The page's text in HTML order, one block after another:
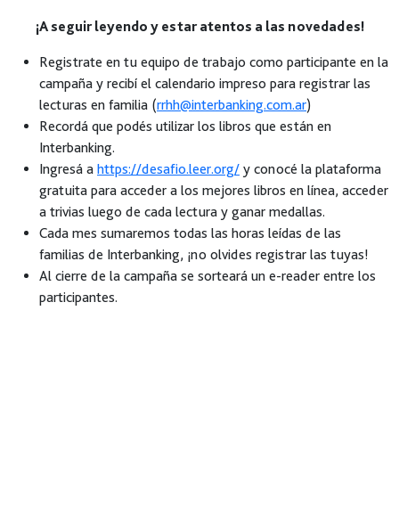
¡A seguir leyendo y estar atentos a las novedades!
Registrate en tu equipo de trabajo como participante en la
campaña y recibí el calendario impreso para registrar las
lecturas en familia (rrhh@interbanking.com.ar)
Recordá que podés utilizar los libros que están en
Interbanking.
Ingresá a https://desafio.leer.org/ y conocé la plataforma
gratuita para acceder a los mejores libros en línea, acceder
a trivias luego de cada lectura y ganar medallas.
Cada mes sumaremos todas las horas leídas de las
familias de Interbanking, ¡no olvides registrar las tuyas!
Al cierre de la campaña se sorteará un e-reader entre los
participantes.